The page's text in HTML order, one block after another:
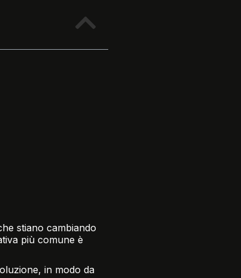
stiano cambiando
più comune è
in modo da